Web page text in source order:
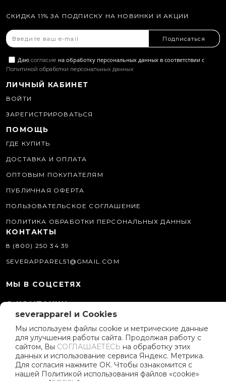
СКИДКА 11% ЗА ПОДПИСКУ НА НОВИНКИ И АКЦИИ
Подписаться
Даю согласие на обработку персональных данных в соответствии с
Политикой обработки персональных данных
ЛИЧНЫЙ КАБИНЕТ
ВОЙТИ
ЗАРЕГИСТРИРОВАТЬСЯ
ПОМОЩЬ
ГДЕ КУПИТЬ
ДОСТАВКА И ОПЛАТА
ОПТОВЫМ ПОКУПАТЕЛЯМ
ПУБЛИЧНАЯ ОФЕРТА
ПОЛЬЗОВАТЕЛЬСКОЕ СОГЛАШЕНИЕ
ПОЛИТИКА ОБРАБОТКИ ПЕРСОНАЛЬНЫХ ДАННЫХ
КОНТАКТЫ
8 (800) 250 34 39
SEVERAPPAREL51@GMAIL.COM
МЫ В СОЦСЕТЯХ
О КОМПАНИИ
ИСТОРИЯ БРЕНДА
ПОЛИТИКА КОМПАНИИ
РЕКЛАМНЫЕ МАТЕРИАЛЫ
ПРОГРАММА ЛОЯЛЬНОСТИ
severapparel и Cookies
Мы используем файлы cookie и метрические данные
для улучшения работы сайта. Продолжая работу с
сайтом, Вы СОГЛАШАЕТЕСЬ на обработку этих
данных и использование сервиса Яндекс. Метрика.
Для согласия нажмите ОК. Чтобы ознакомится с
нашей Политикой использования файлов «cookie»